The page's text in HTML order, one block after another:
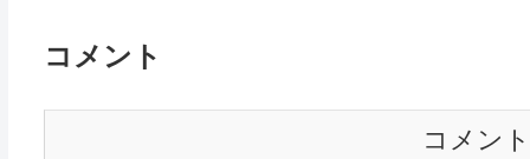
コメント
コメン